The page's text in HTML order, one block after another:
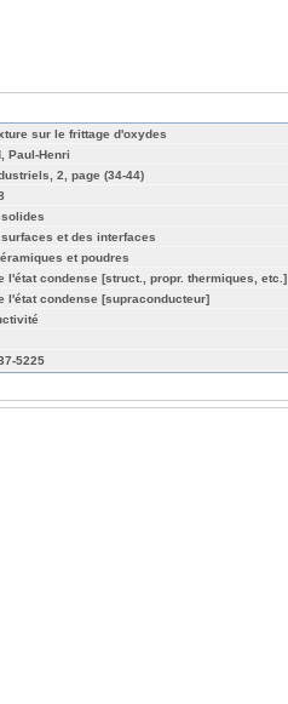
sur le frittage d'oxydes
Paul-Henri
2, page (34-44)
et des interfaces
et poudres
l'état condense [struct., propr. thermiques, etc.]
l'état condense [supraconducteur]
5225